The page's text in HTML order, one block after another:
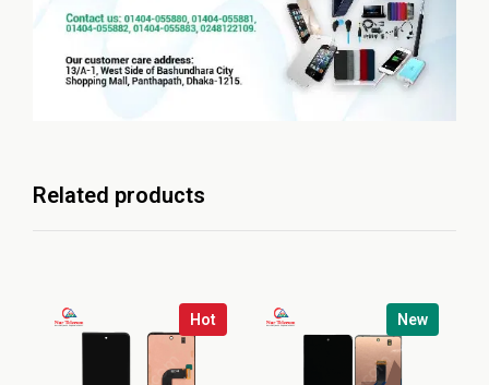
Related products
Hot New